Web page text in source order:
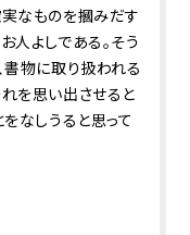
なものを摑みだす
人よしである。そう
書物に取り扱われる
を思い出させると
なしうると思って